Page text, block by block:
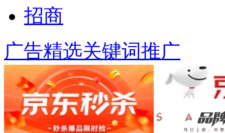
招商
广告精选关键词推广